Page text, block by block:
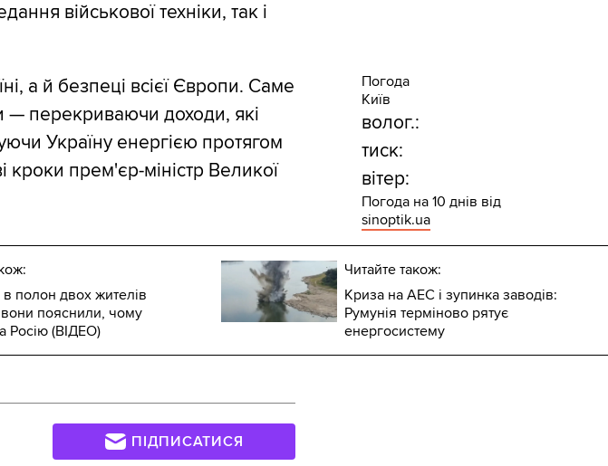
військової техніки, так і
а й безпеці всієї Європи. Саме
— перекриваючи доходи, які
Україну енергією протягом
прем'єр-міністр Великої
полон двох жителів
пояснили, чому
Росію (ВІДЕО)
Читайте також:
Криза на АЕС і зупинка заводів:
Румунія терміново рятує
енергосистему
ПІДПИСАТИСЯ
Погода
Київ
волог.:
тиск:
вітер:
Погода на 10 днів від
sinoptik.ua